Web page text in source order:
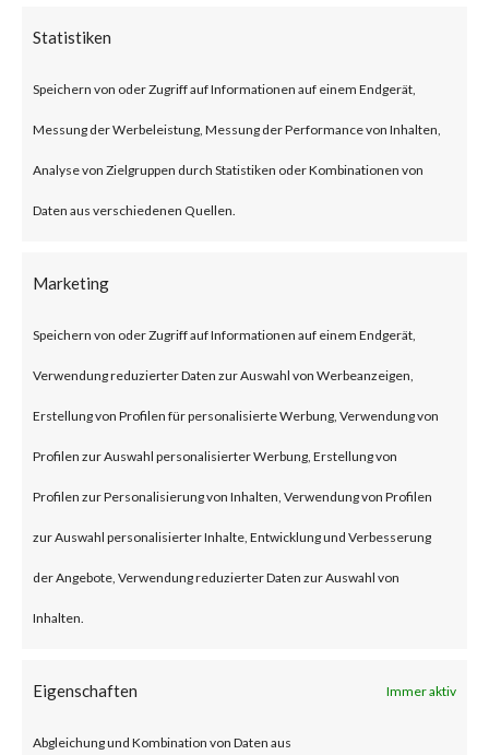
Statistiken
Speichern von oder Zugriff auf Informationen auf einem Endgerät,
Messung der Werbeleistung, Messung der Performance von Inhalten,
Analyse von Zielgruppen durch Statistiken oder Kombinationen von
Daten aus verschiedenen Quellen.
Marketing
Speichern von oder Zugriff auf Informationen auf einem Endgerät,
Verwendung reduzierter Daten zur Auswahl von Werbeanzeigen,
Erstellung von Profilen für personalisierte Werbung, Verwendung von
Profilen zur Auswahl personalisierter Werbung, Erstellung von
Profilen zur Personalisierung von Inhalten, Verwendung von Profilen
zur Auswahl personalisierter Inhalte, Entwicklung und Verbesserung
der Angebote, Verwendung reduzierter Daten zur Auswahl von
Inhalten.
Eigenschaften Immer aktiv
Abgleichung und Kombination von Daten aus
What is the Vulnerability?
advisory on two vulnerabilities
on Jan 10, 2024 affecting Ivanti
Connect Secure (ICS) and Ivanti
Policy Secure Gateways (CVE-
2023-46805 and CVE-2024-
21887). The vulnerabilities are
an authentication bypass and
command injection
vulnerabilities, respectively in
application. According to the
vendor advisory, when chained